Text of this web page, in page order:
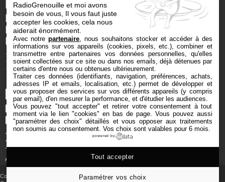
Copyright © 2025 Radio Grenouille tous droits réservés
RadioGrenouille et moi avons
besoin de vous, Il vous faut juste
accepter les cookies, cela nous
aiderait énormément.
Avec notrepartenaire , nous souhaitons stocker et accéder à des
informations sur vos appareils (cookies, pixels, etc.), combiner et
transmettre entre partenaires vos données personnelles, qu'elles
soient collectées sur ce site ou dans nos emails, déjà détenues par
certains d'entre nous ou obtenues ultérieurement.
Traiter ces données (identifiants, navigation, préférences, achats,
adresses IP et emails, localisation, etc.) permet de développer et
vous proposer des services sur vos différents appareils (y compris
par email), d'en mesurer la performance, et d'étudier les audiences.
Vous pouvez "tout accepter" et retirer votre consentement à tout
moment via le lien "cookies" en bas de page. Vous pouvez aussi
"paramétrer des choix" détaillés et vous opposer aux traitements
non soumis au consentement. Vos choix sont valables pour 6 mois.
powered by
Paramétrer vos choix
Tout accepter